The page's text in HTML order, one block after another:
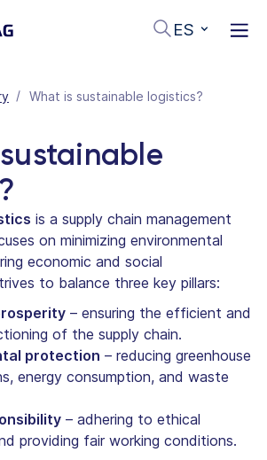
ES
What is sustainable logistics?
is a supply chain management
on minimizing environmental
economic and social
to balance three key pillars:
– ensuring the efficient and
of the supply chain.
protection – reducing greenhouse
energy consumption, and waste
– adhering to ethical
providing fair working conditions.